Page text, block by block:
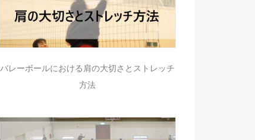
バレーボールにおける肩の大切さとストレッチ
方法